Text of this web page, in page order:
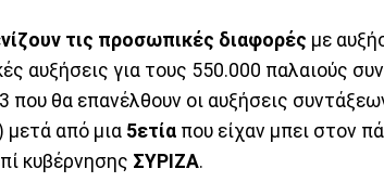
τις προσωπικές διαφορές με
αυξήσεις για τους 550.000 παλαιούς
που θα επανέλθουν οι αυξήσεις
μετά από μια 5ετία που είχαν μπει στον
κυβέρνησης ΣΥΡΙΖΑ.